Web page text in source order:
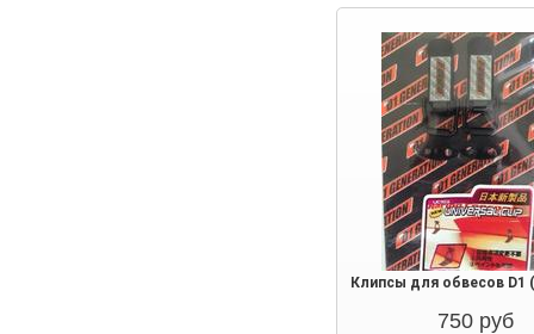
Клипсы для обвесов D1
750 руб